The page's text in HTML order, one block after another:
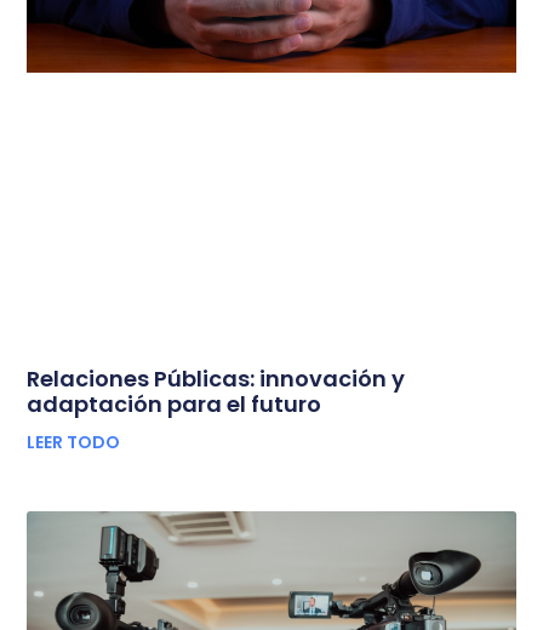
Relaciones Públicas: innovación y
adaptación para el futuro
LEER TODO